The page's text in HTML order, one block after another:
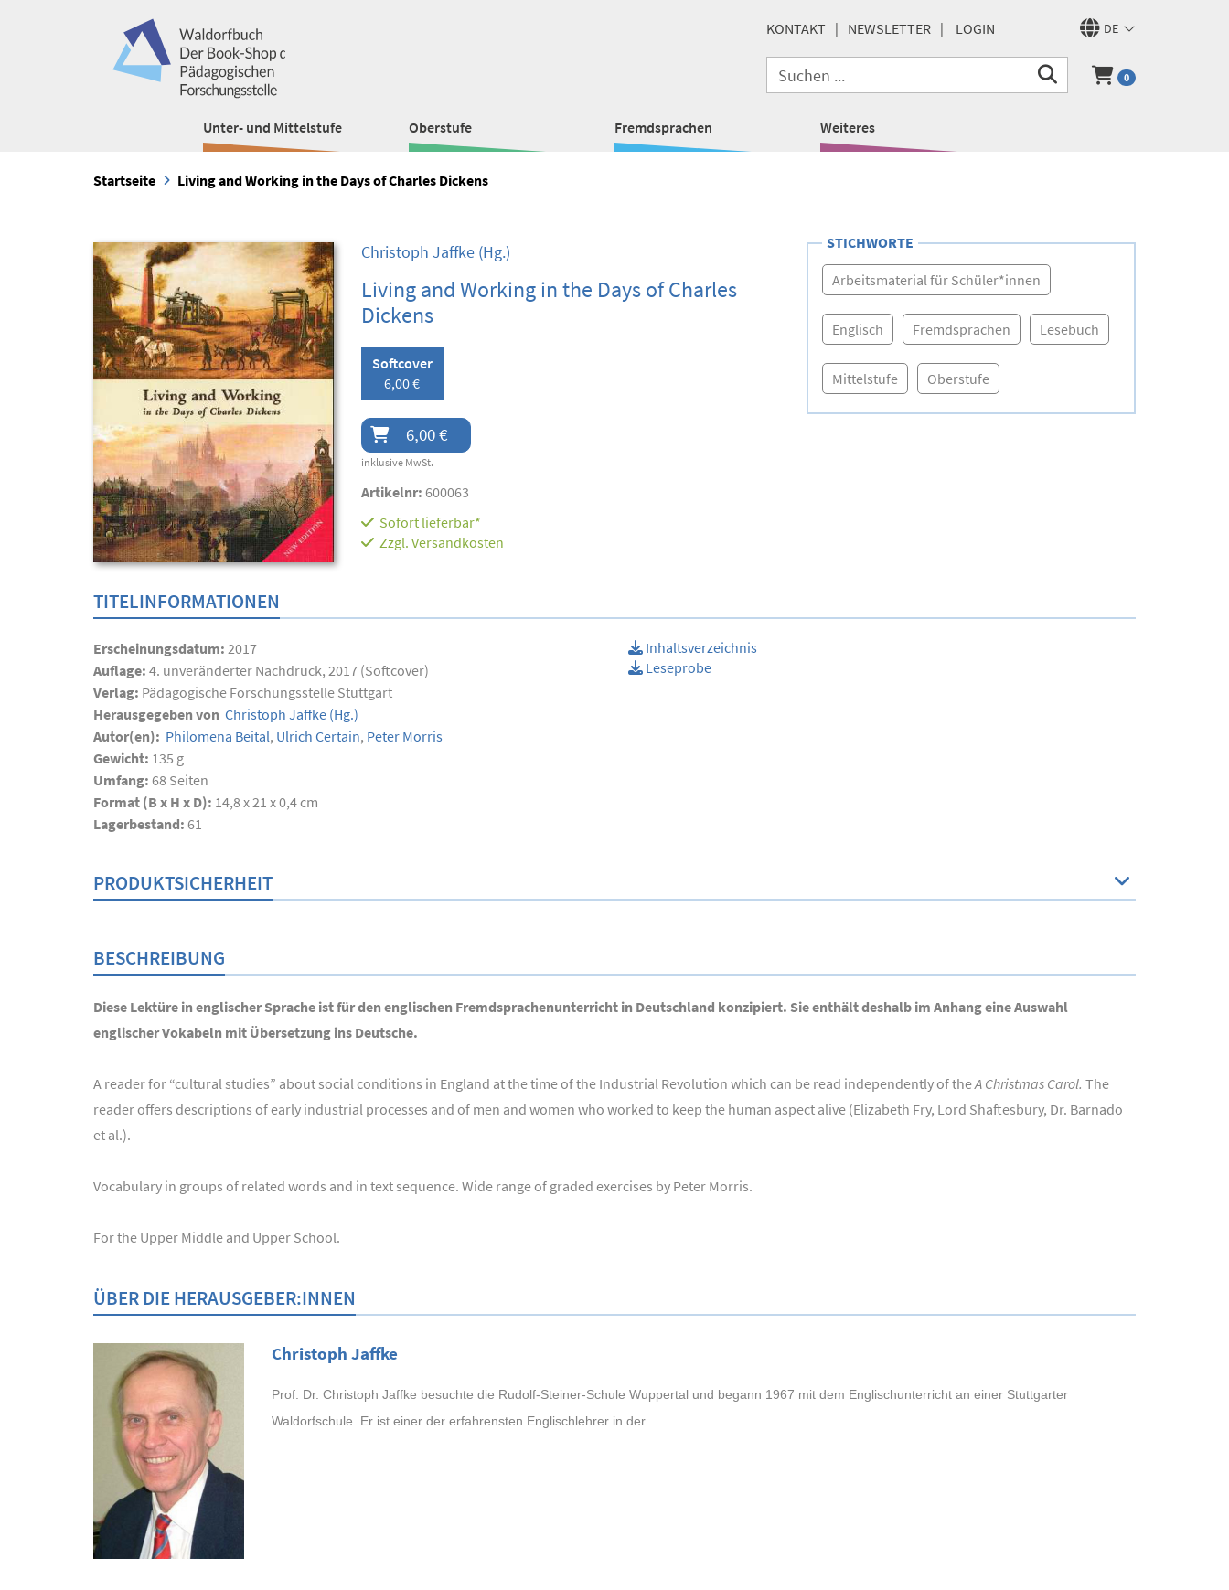
DE
KONTAKT NEWSLETTER LOGIN
0
Unter- und Mittelstufe Oberstufe Fremdsprachen Weiteres
Startseite Living and Working in the Days of Charles Dickens
Christoph Jaffke(Hg.)
Living and Working in the Days of Charles
Dickens
Softcover
6,00 €
6,00 €
inklusive MwSt.
Artikelnr: 600063
Sofort lieferbar*
Zzgl. Versandkosten
STICHWORTE
Arbeitsmaterial für Schüler*innen
Englisch Fremdsprachen Lesebuch
Mittelstufe Oberstufe
TITELINFORMATIONEN
Erscheinungsdatum: 2017
Auflage: 4. unveränderter Nachdruck, 2017 (Softcover)
Verlag: Pädagogische Forschungsstelle Stuttgart
Herausgegeben von Christoph Jaffke (Hg.)
Autor(en): Philomena Beital, Ulrich Certain, Peter Morris
Gewicht: 135 g
Umfang: 68 Seiten
Format (B x H x D): 14,8 x 21 x 0,4 cm
Lagerbestand: 61
Inhaltsverzeichnis
Leseprobe
PRODUKTSICHERHEIT
BESCHREIBUNG
Diese Lektüre in englischer Sprache ist für den englischen Fremdsprachenunterricht in Deutschland konzipiert. Sie enthält deshalb im Anhang eine Auswahl
englischer Vokabeln mit Übersetzung ins Deutsche.
A reader for “cultural studies” about social conditions in England at the time of the Industrial Revolution which can be read independently of theA Christmas Carol. The
reader offers descriptions of early industrial processes and of men and women who worked to keep the human aspect alive (Elizabeth Fry, Lord Shaftesbury, Dr. Barnado
et al.).
Vocabulary in groups of related words and in text sequence. Wide range of graded exercises by Peter Morris.
For the Upper Middle and Upper School.
ÜBER DIE HERAUSGEBER:INNEN
Christoph Jaffke
Prof. Dr. Christoph Jaffke besuchte die Rudolf-Steiner-Schule Wuppertal und begann 1967 mit dem Englischunterricht an einer Stuttgarter
Waldorfschule. Er ist einer der erfahrensten Englischlehrer in der...